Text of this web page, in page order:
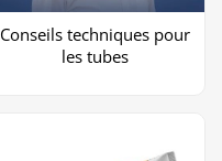
Conseils techniques pour
les tubes